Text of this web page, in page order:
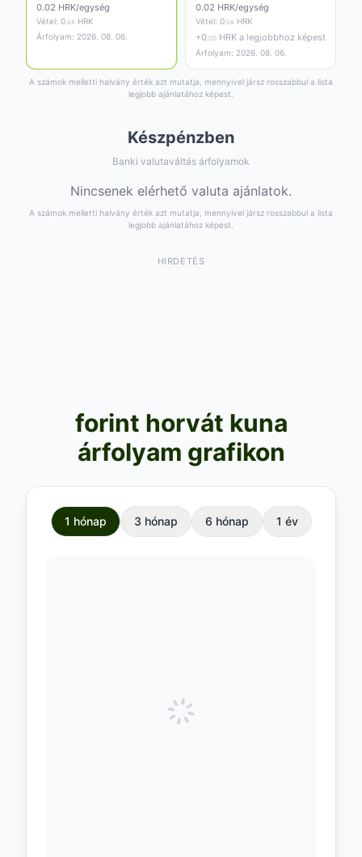
0.02 HRK/egység
Vétel: 0 ,08 HRK
Árfolyam: 2026. 08. 06.
0.02 HRK/egység
Vétel: 0 ,08 HRK
+0 ,00 HRK a legjobbhoz képest
Árfolyam: 2026. 08. 06.
A számok melletti halvány érték azt mutatja, mennyivel jársz rosszabbul a lista
legjobb ajánlatához képest.
Készpénzben
Banki valutaváltás árfolyamok
Nincsenek elérhető valuta ajánlatok.
A számok melletti halvány érték azt mutatja, mennyivel jársz rosszabbul a lista
legjobb ajánlatához képest.
HIRDETÉS
forint horvát kuna
árfolyam grafikon
1 hónap 3 hónap 6 hónap 1 év